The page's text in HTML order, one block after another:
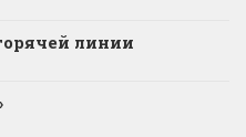
линии